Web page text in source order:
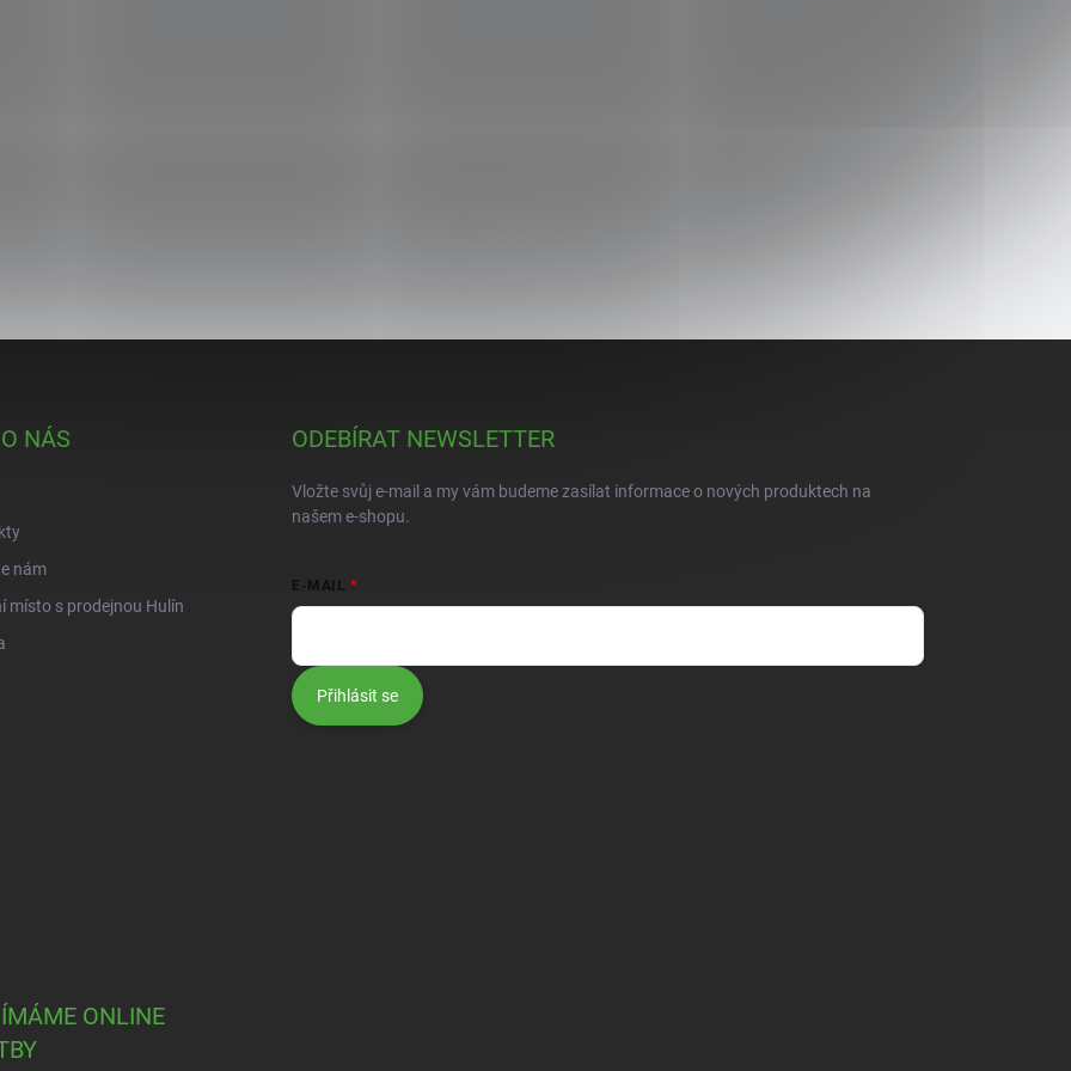
NÁS
nám
místo s prodejnou Hulín
ODEBÍRAT NEWSLETTER
Vložte svůj e-mail a my vám budeme zasílat informace o nových produktech na
našem e-shopu.
E-MAIL
Přihlásit se
ONLINE